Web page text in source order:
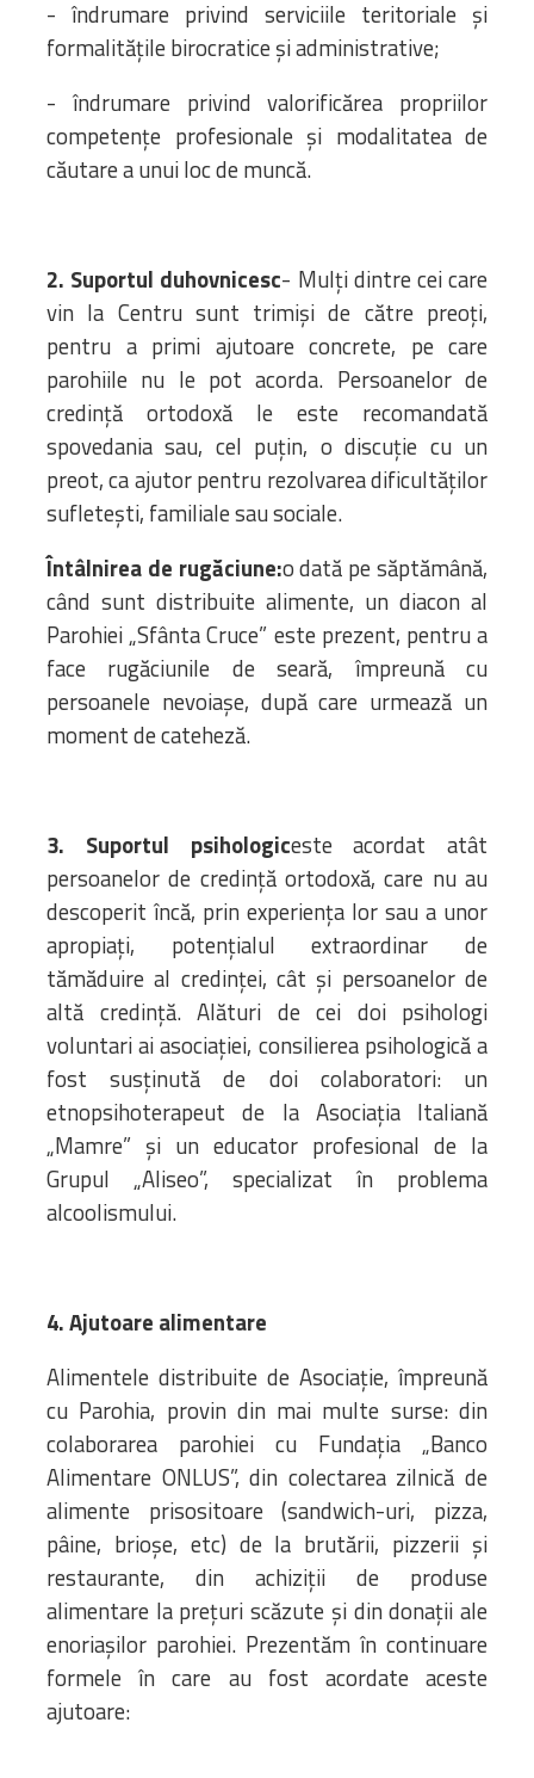
- îndrumare privind serviciile teritoriale și
formalitățile birocratice și administrative;
- îndrumare privind valorificărea propriilor
competențe profesionale și modalitatea de
căutare a unui loc de muncă.
2. Suportul duhovnicesc- Mulți dintre cei care
vin la Centru sunt trimiși de către preoți,
pentru a primi ajutoare concrete, pe care
parohiile nu le pot acorda. Persoanelor de
credință ortodoxă le este recomandată
spovedania sau, cel puțin, o discuție cu un
preot, ca ajutor pentru rezolvarea dificultăților
sufletești, familiale sau sociale.
Întâlnirea de rugăciune:o dată pe săptămână,
când sunt distribuite alimente, un diacon al
Parohiei „Sfânta Cruce” este prezent, pentru a
face rugăciunile de seară, împreună cu
persoanele nevoiașe, după care urmează un
moment de cateheză.
3. Suportul psihologiceste acordat atât
persoanelor de credință ortodoxă, care nu au
descoperit încă, prin experiența lor sau a unor
apropiați, potențialul extraordinar de
tămăduire al credinței, cât și persoanelor de
altă credință. Alături de cei doi psihologi
voluntari ai asociației, consilierea psihologică a
fost susținută de doi colaboratori: un
etnopsihoterapeut de la Asociația Italiană
„Mamre” și un educator profesional de la
Grupul „Aliseo”, specializat în problema
alcoolismului.
4. Ajutoare alimentare
Alimentele distribuite de Asociație, împreună
cu Parohia, provin din mai multe surse: din
colaborarea parohiei cu Fundația „Banco
Alimentare ONLUS”, din colectarea zilnică de
alimente prisositoare (sandwich-uri, pizza,
pâine, brioșe, etc) de la brutării, pizzerii și
restaurante, din achiziții de produse
alimentare la prețuri scăzute și din donații ale
enoriașilor parohiei. Prezentăm în continuare
formele în care au fost acordate aceste
ajutoare: